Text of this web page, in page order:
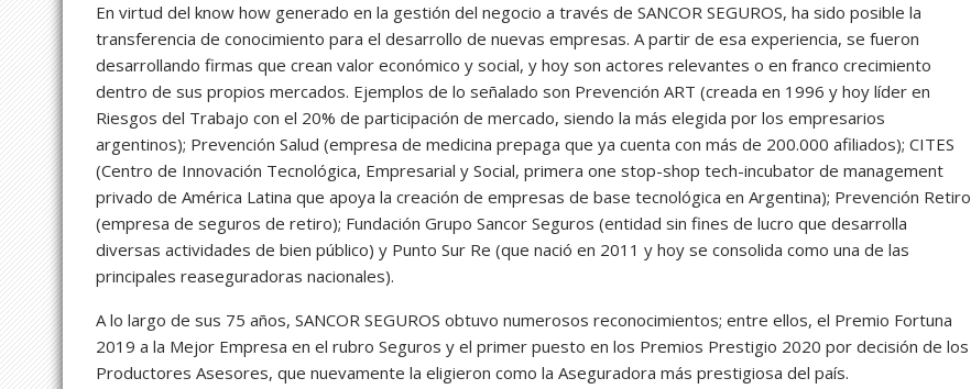
En virtud del know how generado en la gestión del negocio a través de SANCOR SEGUROS, ha sido posible la
transferencia de conocimiento para el desarrollo de nuevas empresas. A partir de esa experiencia, se fueron
desarrollando firmas que crean valor económico y social, y hoy son actores relevantes o en franco crecimiento
dentro de sus propios mercados. Ejemplos de lo señalado son Prevención ART (creada en 1996 y hoy líder en
Riesgos del Trabajo con el 20% de participación de mercado, siendo la más elegida por los empresarios
argentinos); Prevención Salud (empresa de medicina prepaga que ya cuenta con más de 200.000 afiliados); CITES
(Centro de Innovación Tecnológica, Empresarial y Social, primera one stop-shop tech-incubator de management
privado de América Latina que apoya la creación de empresas de base tecnológica en Argentina); Prevención Retiro
(empresa de seguros de retiro); Fundación Grupo Sancor Seguros (entidad sin fines de lucro que desarrolla
diversas actividades de bien público) y Punto Sur Re (que nació en 2011 y hoy se consolida como una de las
principales reaseguradoras nacionales).
A lo largo de sus 75 años, SANCOR SEGUROS obtuvo numerosos reconocimientos; entre ellos, el Premio Fortuna
2019 a la Mejor Empresa en el rubro Seguros y el primer puesto en los Premios Prestigio 2020 por decisión de los
Productores Asesores, que nuevamente la eligieron como la Aseguradora más prestigiosa del país.